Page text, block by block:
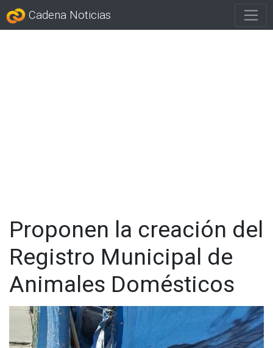
Cadena Noticias
Proponen la creación del
Registro Municipal de
Animales Domésticos